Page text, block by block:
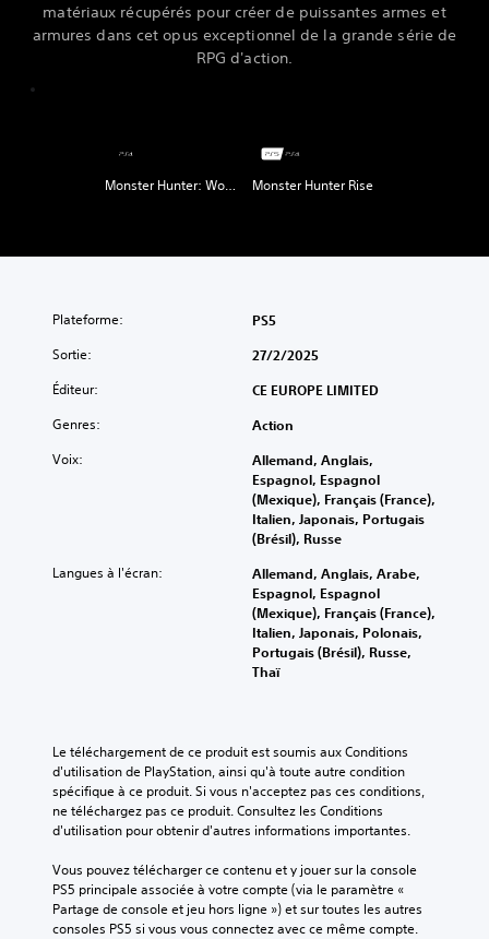
matériaux récupérés pour créer de puissantes armes et
armures dans cet opus exceptionnel de la grande série de
RPG d'action.
Monster Hunter: World Monster Hunter Rise
Plateforme: PS5
Sortie: 27/2/2025
Éditeur: CE EUROPE LIMITED
Genres: Action
Voix:
Allemand, Anglais,
Espagnol, Espagnol
(Mexique), Français (France),
Italien, Japonais, Portugais
(Brésil), Russe
Langues à l'écran:
Allemand, Anglais, Arabe,
Espagnol, Espagnol
(Mexique), Français (France),
Italien, Japonais, Polonais,
Portugais (Brésil), Russe,
Thaï
Le téléchargement de ce produit est soumis aux Conditions
d'utilisation de PlayStation, ainsi qu'à toute autre condition
spécifique à ce produit. Si vous n'acceptez pas ces conditions,
ne téléchargez pas ce produit. Consultez les Conditions
d'utilisation pour obtenir d'autres informations importantes.
Vous pouvez télécharger ce contenu et y jouer sur la console
PS5 principale associée à votre compte (via le paramètre «
Partage de console et jeu hors ligne ») et sur toutes les autres
consoles PS5 si vous vous connectez avec ce même compte.